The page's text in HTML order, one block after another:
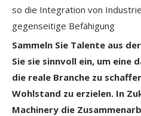
so die Integration von
gegenseitige Befähigung
Sammeln Sie Talente aus
Sie sie sinnvoll ein, um eine
die reale Branche zu
Wohlstand zu erzielen. In
Machinery die